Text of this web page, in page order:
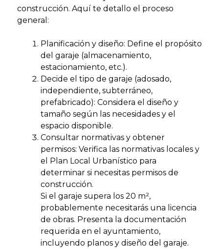
construcción. Aquí te detallo el proceso
general:
Planificación y diseño: Define el propósito
del garaje (almacenamiento,
estacionamiento, etc.).
Decide el tipo de garaje (adosado,
independiente, subterráneo,
prefabricado): Considera el diseño y
tamaño según las necesidades y el
espacio disponible.
Consultar normativas y obtener
permisos: Verifica las normativas locales y
el Plan Local Urbanístico para
determinar si necesitas permisos de
construcción.
Si el garaje supera los 20 m²,
probablemente necesitarás una licencia
de obras. Presenta la documentación
requerida en el ayuntamiento,
incluyendo planos y diseño del garaje.